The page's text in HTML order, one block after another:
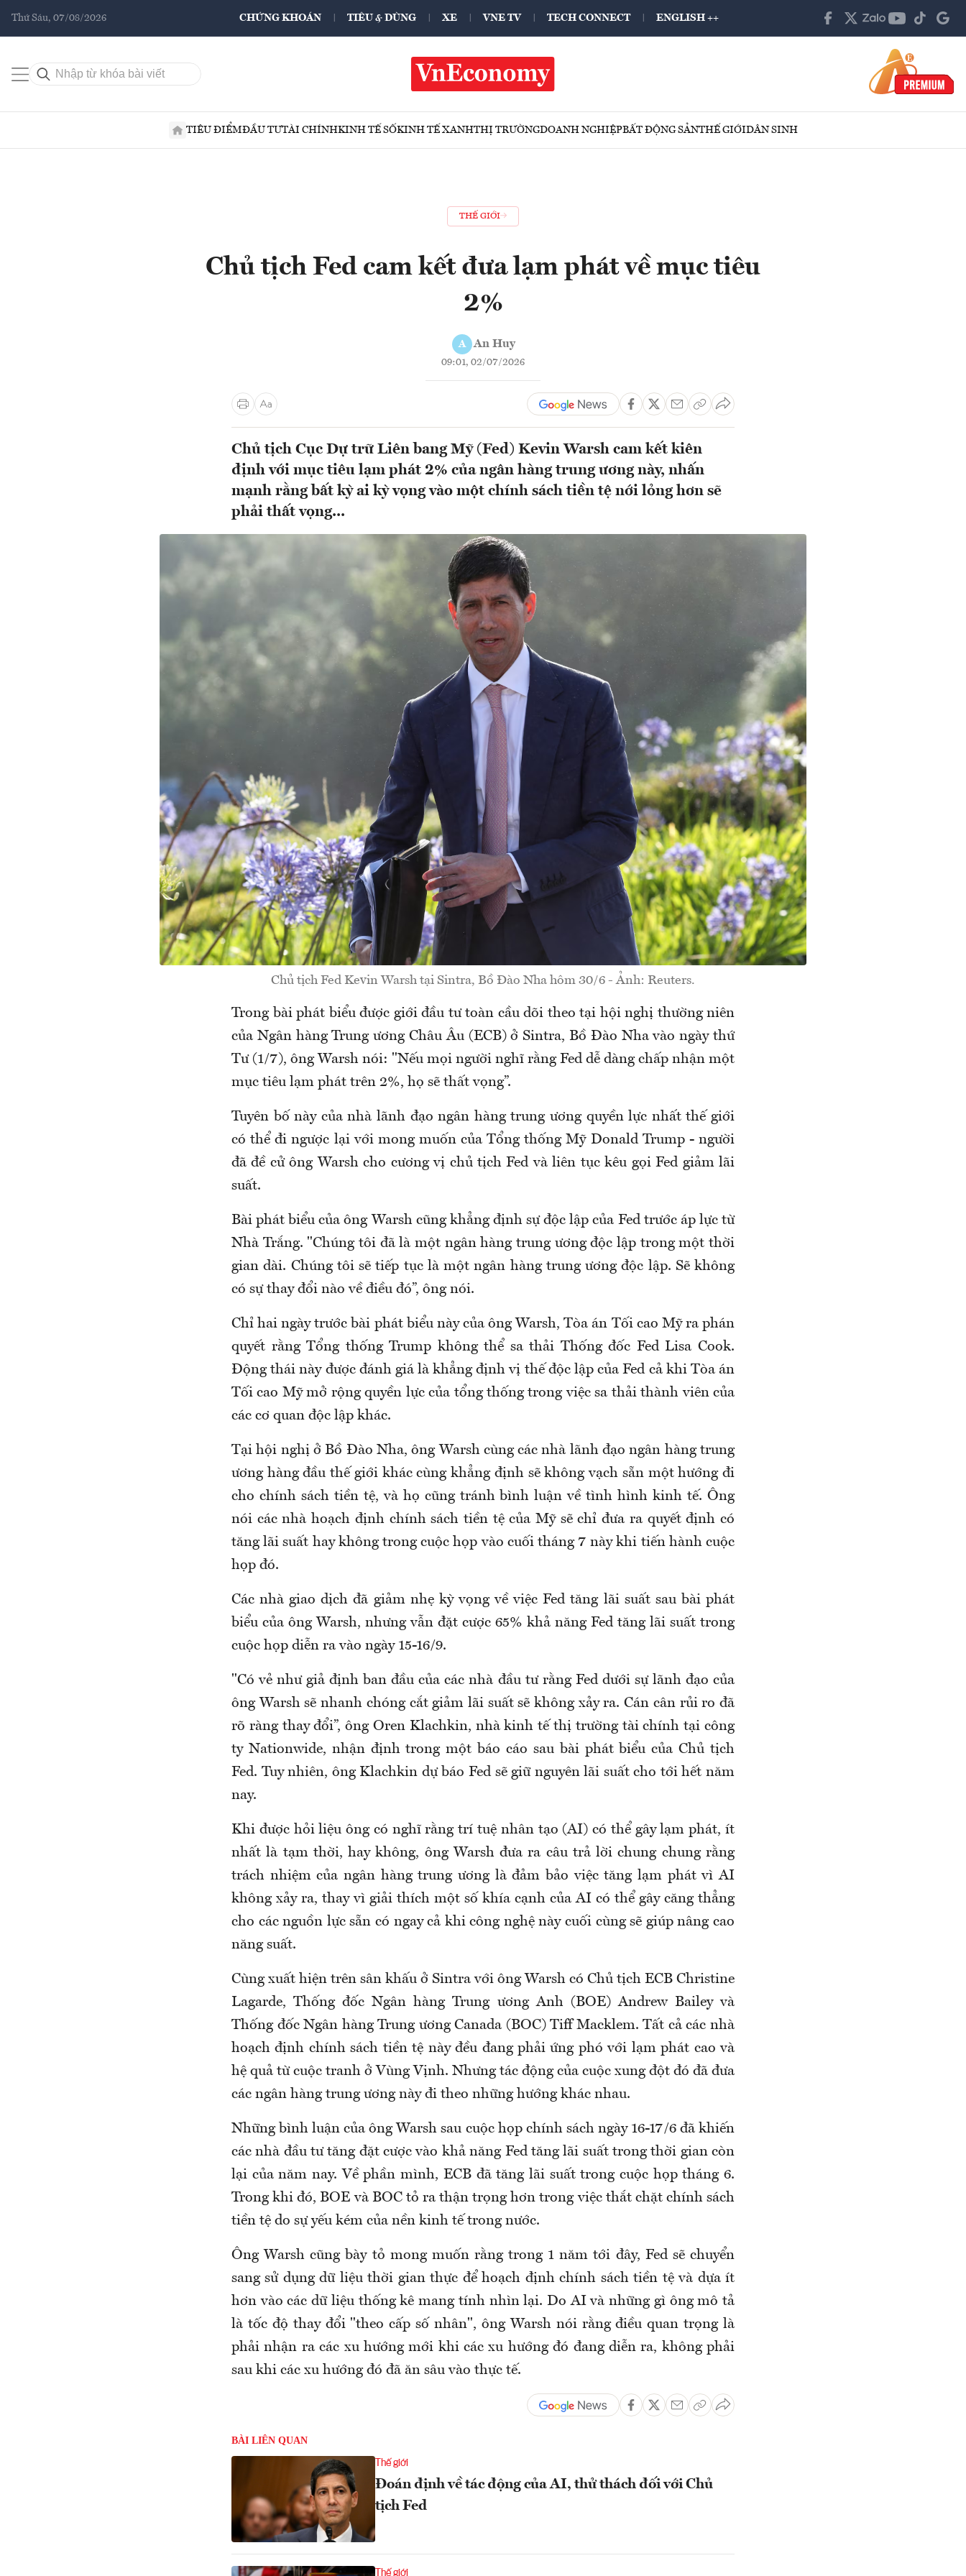
Thứ Sáu, 07/08/2026 CHỨNG KHOÁN TIÊU & DÙNG XE VNE TV TECH CONNECT ENGLISH ++
TIÊU ĐIỂMĐẦU TƯTÀI CHÍNHKINH TẾ SỐKINH TẾ XANHTHỊ TRƯỜNGDOANH NGHIỆPBẤT ĐỘNG SẢNTHẾ GIỚIDÂN SINH
THẾ GIỚI
Chủ tịch Fed cam kết đưa lạm phát về mục tiêu
2%
A An Huy
09:01, 02/07/2026
Chủ tịch Cục Dự trữ Liên bang Mỹ (Fed) Kevin Warsh cam kết kiên
định với mục tiêu lạm phát 2% của ngân hàng trung ương này, nhấn
mạnh rằng bất kỳ ai kỳ vọng vào một chính sách tiền tệ nới lỏng hơn sẽ
phải thất vọng...
Chủ tịch Fed Kevin Warsh tại Sintra, Bồ Đào Nha hôm 30/6 - Ảnh: Reuters.
Trong bài phát biểu được giới đầu tư toàn cầu dõi theo tại hội nghị thường niên
của Ngân hàng Trung ương Châu Âu (ECB) ở Sintra, Bồ Đào Nha vào ngày thứ
Tư (1/7), ông Warsh nói: "Nếu mọi người nghĩ rằng Fed dễ dàng chấp nhận một
mục tiêu lạm phát trên 2%, họ sẽ thất vọng”.
Tuyên bố này của nhà lãnh đạo ngân hàng trung ương quyền lực nhất thế giới
có thể đi ngược lại với mong muốn của Tổng thống Mỹ Donald Trump - người
đã đề cử ông Warsh cho cương vị chủ tịch Fed và liên tục kêu gọi Fed giảm lãi
suất.
Bài phát biểu của ông Warsh cũng khẳng định sự độc lập của Fed trước áp lực từ
Nhà Trắng. "Chúng tôi đã là một ngân hàng trung ương độc lập trong một thời
gian dài. Chúng tôi sẽ tiếp tục là một ngân hàng trung ương độc lập. Sẽ không
có sự thay đổi nào về điều đó”, ông nói.
Chỉ hai ngày trước bài phát biểu này của ông Warsh, Tòa án Tối cao Mỹ ra phán
quyết rằng Tổng thống Trump không thể sa thải Thống đốc Fed Lisa Cook.
Động thái này được đánh giá là khẳng định vị thế độc lập của Fed cả khi Tòa án
Tối cao Mỹ mở rộng quyền lực của tổng thống trong việc sa thải thành viên của
các cơ quan độc lập khác.
Tại hội nghị ở Bồ Đào Nha, ông Warsh cùng các nhà lãnh đạo ngân hàng trung
ương hàng đầu thế giới khác cùng khẳng định sẽ không vạch sẵn một hướng đi
cho chính sách tiền tệ, và họ cũng tránh bình luận về tình hình kinh tế. Ông
nói các nhà hoạch định chính sách tiền tệ của Mỹ sẽ chỉ đưa ra quyết định có
tăng lãi suất hay không trong cuộc họp vào cuối tháng 7 này khi tiến hành cuộc
họp đó.
Các nhà giao dịch đã giảm nhẹ kỳ vọng về việc Fed tăng lãi suất sau bài phát
biểu của ông Warsh, nhưng vẫn đặt cược 65% khả năng Fed tăng lãi suất trong
cuộc họp diễn ra vào ngày 15-16/9.
"Có vẻ như giả định ban đầu của các nhà đầu tư rằng Fed dưới sự lãnh đạo của
ông Warsh sẽ nhanh chóng cắt giảm lãi suất sẽ không xảy ra. Cán cân rủi ro đã
rõ ràng thay đổi”, ông Oren Klachkin, nhà kinh tế thị trường tài chính tại công
ty Nationwide, nhận định trong một báo cáo sau bài phát biểu của Chủ tịch
Fed. Tuy nhiên, ông Klachkin dự báo Fed sẽ giữ nguyên lãi suất cho tới hết năm
nay.
Khi được hỏi liệu ông có nghĩ rằng trí tuệ nhân tạo (AI) có thể gây lạm phát, ít
nhất là tạm thời, hay không, ông Warsh đưa ra câu trả lời chung chung rằng
trách nhiệm của ngân hàng trung ương là đảm bảo việc tăng lạm phát vì AI
không xảy ra, thay vì giải thích một số khía cạnh của AI có thể gây căng thẳng
cho các nguồn lực sẵn có ngay cả khi công nghệ này cuối cùng sẽ giúp nâng cao
năng suất.
Cùng xuất hiện trên sân khấu ở Sintra với ông Warsh có Chủ tịch ECB Christine
Lagarde, Thống đốc Ngân hàng Trung ương Anh (BOE) Andrew Bailey và
Thống đốc Ngân hàng Trung ương Canada (BOC) Tiff Macklem. Tất cả các nhà
hoạch định chính sách tiền tệ này đều đang phải ứng phó với lạm phát cao và
hệ quả từ cuộc tranh ở Vùng Vịnh. Nhưng tác động của cuộc xung đột đó đã đưa
các ngân hàng trung ương này đi theo những hướng khác nhau.
Những bình luận của ông Warsh sau cuộc họp chính sách ngày 16-17/6 đã khiến
các nhà đầu tư tăng đặt cược vào khả năng Fed tăng lãi suất trong thời gian còn
lại của năm nay. Về phần mình, ECB đã tăng lãi suất trong cuộc họp tháng 6.
Trong khi đó, BOE và BOC tỏ ra thận trọng hơn trong việc thắt chặt chính sách
tiền tệ do sự yếu kém của nền kinh tế trong nước.
Ông Warsh cũng bày tỏ mong muốn rằng trong 1 năm tới đây, Fed sẽ chuyển
sang sử dụng dữ liệu thời gian thực để hoạch định chính sách tiền tệ và dựa ít
hơn vào các dữ liệu thống kê mang tính nhìn lại. Do AI và những gì ông mô tả
là tốc độ thay đổi "theo cấp số nhân", ông Warsh nói rằng điều quan trọng là
phải nhận ra các xu hướng mới khi các xu hướng đó đang diễn ra, không phải
sau khi các xu hướng đó đã ăn sâu vào thực tế.
BÀI LIÊN QUAN
Thế giới
Đoán định về tác động của AI, thử thách đối với Chủ
tịch Fed
Thế giới